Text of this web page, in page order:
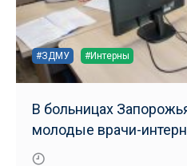
#ЗДМУ #Интерны
В больницах
молодые врачи-